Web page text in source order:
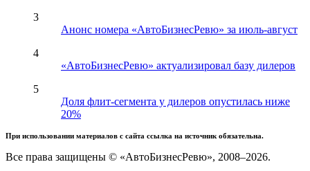
3
Анонс номера «АвтоБизнесРевю» за июль-август
4
«АвтоБизнесРевю» актуализировал базу дилеров
5
Доля флит-сегмента у дилеров опустилась ниже
20%
При использовании материалов с сайта ссылка на источник обязательна.
Все права защищены © «АвтоБизнесРевю», 2008–2026.